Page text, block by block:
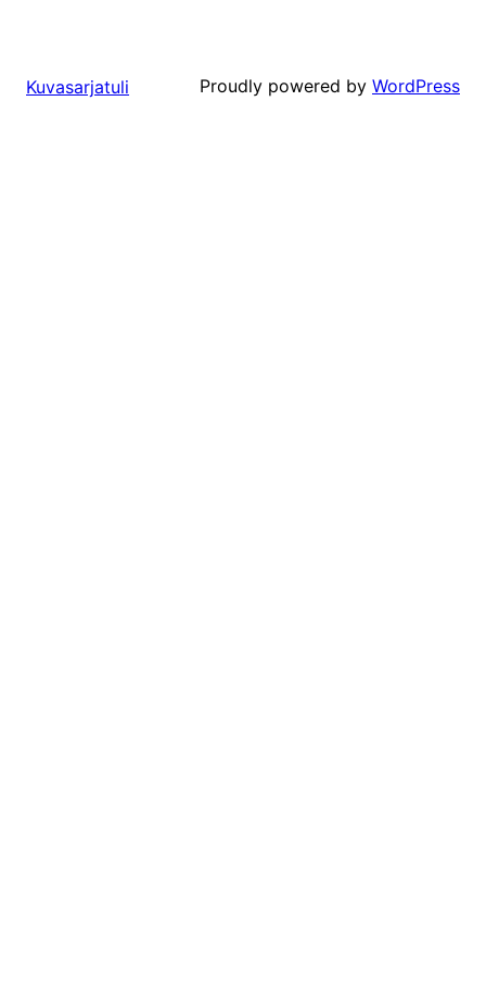
Kuvasarjatuli Proudly powered by WordPress